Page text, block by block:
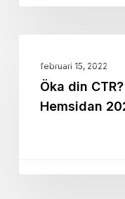
CTR?
februari 15, 2022
Öka din
Hemsidan